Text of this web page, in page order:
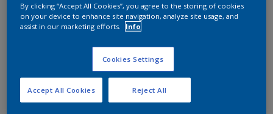
Format
By clicking “Accept All Cookies”, you agree to the storing of cookies
on your device to enhance site navigation, analyze site usage, and
assist in our marketing efforts.
Info
Cookies Settings
Reject All
Accept All Cookies